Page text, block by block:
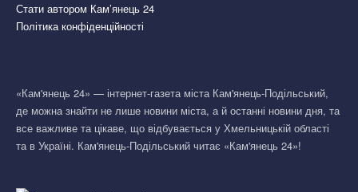
Стати автором Кам’янець 24
Політика конфіденційності
«Кам'янець 24» — інтернет-газета міста Кам'янець-Подільський,
де можна знайти не лише новини міста, а й останні новини дня, та
все важливе та цікаве, що відбувається у Хмельницькій області
та в Україні. Кам'янець-Подільський читає «Кам'янець 24»!